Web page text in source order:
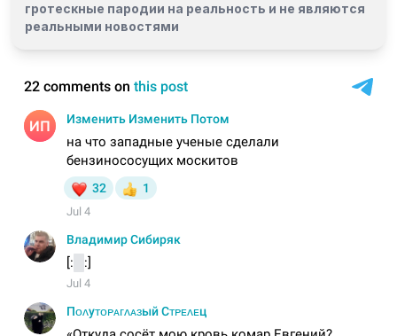
гротескные пародии на реальность и не являются
реальными новостями